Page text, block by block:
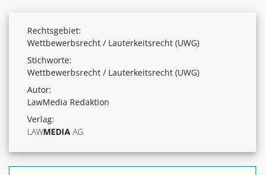
Rechtsgebiet:
Wettbewerbsrecht / Lauterkeitsrecht (UWG)
Stichworte:
Wettbewerbsrecht / Lauterkeitsrecht (UWG)
Autor:
LawMedia Redaktion
Verlag:
LAWMEDIA AG